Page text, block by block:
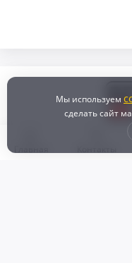
Мы используем
сделать сайт